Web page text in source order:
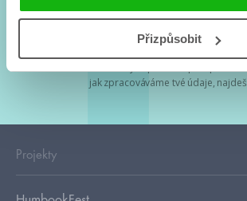
Přizpůsobit
Tvá e-mailová adresa je u nás v bezpečí. Přečti si
jak zpracováváme tvé údaje, najdeš
Projekty